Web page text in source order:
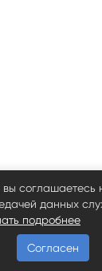
соглашаетесь
данных
подробнее
Согласен